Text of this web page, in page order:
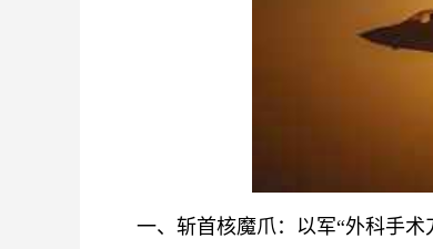
一、斩首核魔爪：以军“外科手术